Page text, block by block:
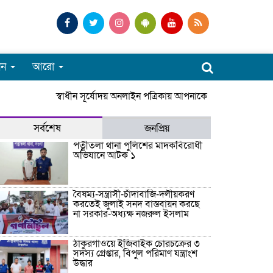
আরো
স্বাধীন সূর্যোদয় অনলাইন পত্রিকায় আপনাকে স্বাগতম।
সর্বশেষ
জনপ্রিয়
পত্নীতলা থানা পুলিশের মাদকবিরোধী
অভিযানে আটক ১
বৈষম্য-সন্ত্রাসী-চাঁদাবাজি-দলীয়করণ
করতেই জুলাই সনদ বাস্তবায়ন করছে
না সরকার-অধ্যক্ষ নজরুল ইসলাম
ঠাকুরগাঁওয়ে ইজিবাইক চোরচক্রের ৩
সদস্য গ্রেপ্তার, বিপুল পরিমাণ যন্ত্রাংশ
উদ্ধার ‎